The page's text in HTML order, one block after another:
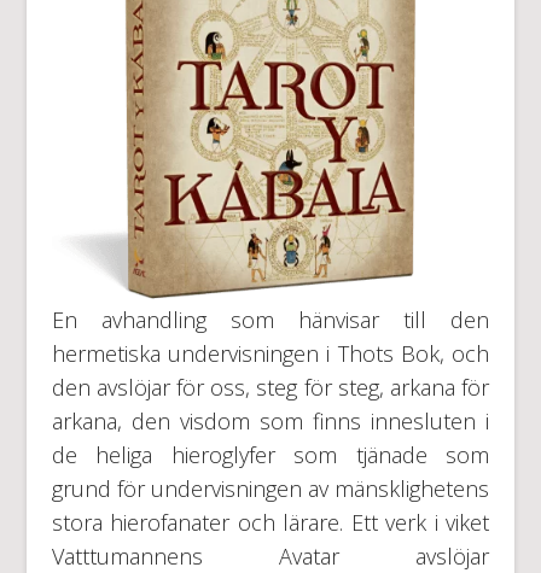
En avhandling som hänvisar till den
hermetiska undervisningen i Thots Bok, och
den avslöjar för oss, steg för steg, arkana för
arkana, den visdom som finns innesluten i
de heliga hieroglyfer som tjänade som
grund för undervisningen av mänsklighetens
stora hierofanater och lärare. Ett verk i viket
Vatttumannens Avatar avslöjar